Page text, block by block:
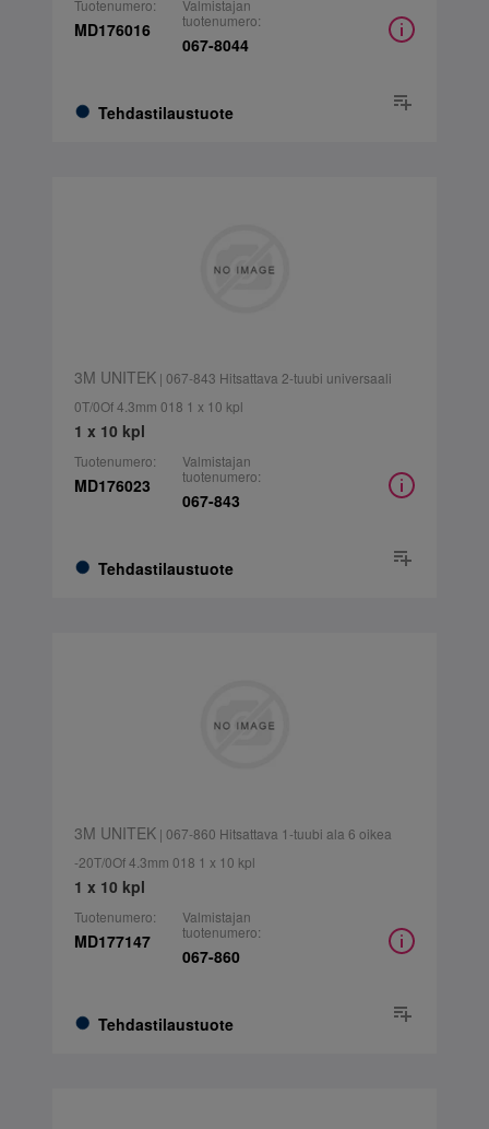
Tuotenumero:
MD176016
Tehdastilaustuote
Valmistajan
tuotenumero:
067-8044
3M UNITEK| 067-843 Hitsattava 2-tuubi universaali
0T/0Of 4.3mm 018 1 x 10 kpl
1 x 10 kpl
Tuotenumero:
MD176023
Tehdastilaustuote
Valmistajan
tuotenumero:
067-843
3M UNITEK| 067-860 Hitsattava 1-tuubi ala 6 oikea
-20T/0Of 4.3mm 018 1 x 10 kpl
1 x 10 kpl
Tuotenumero:
MD177147
Tehdastilaustuote
Valmistajan
tuotenumero:
067-860